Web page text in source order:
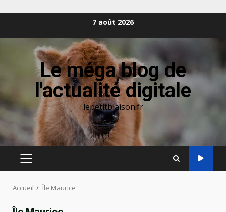
7 août 2026
Le méga blog de
l'actualité digitale
lepetitblaison.fr
MENU
Accueil Île Maurice